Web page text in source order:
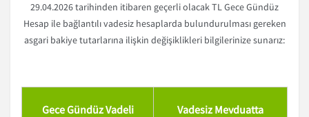
29.04.2026 tarihinden itibaren geçerli olacak TL Gece Gündüz
Hesap ile bağlantılı vadesiz hesaplarda bulundurulması gereken
asgari bakiye tutarlarına ilişkin değişiklikleri bilgilerinize sunarız:
Gece Gündüz Vadeli
Vadesiz Mevduatta